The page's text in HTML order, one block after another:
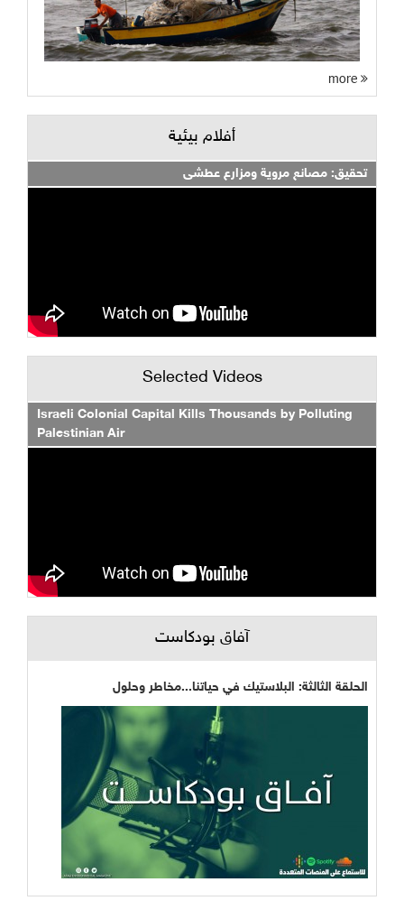
أفلام بيئية
تحقيق: مصانع مروية ومزارع عطشى
Selected Videos
Israeli Colonial Capital Kills Thousands by Polluting
Palestinian Air
آفاق بودكاست
الحلقة الثالثة: البلاستيك في حياتنا...مخاطر وحلول